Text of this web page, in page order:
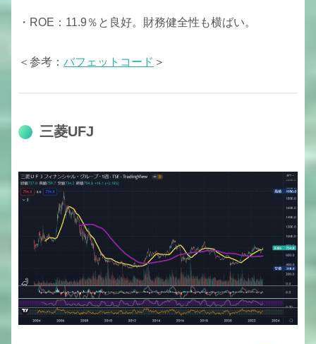
・ROE：11.9％と良好。財務健全性も横ばい。
＜参考： バフェットコード ＞
三菱UFJ